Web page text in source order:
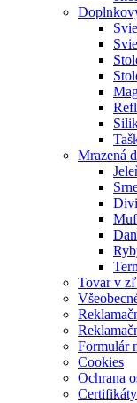
Mrazená
Tovar v
Formulár
Cookies
Ochrana
Certifikáty